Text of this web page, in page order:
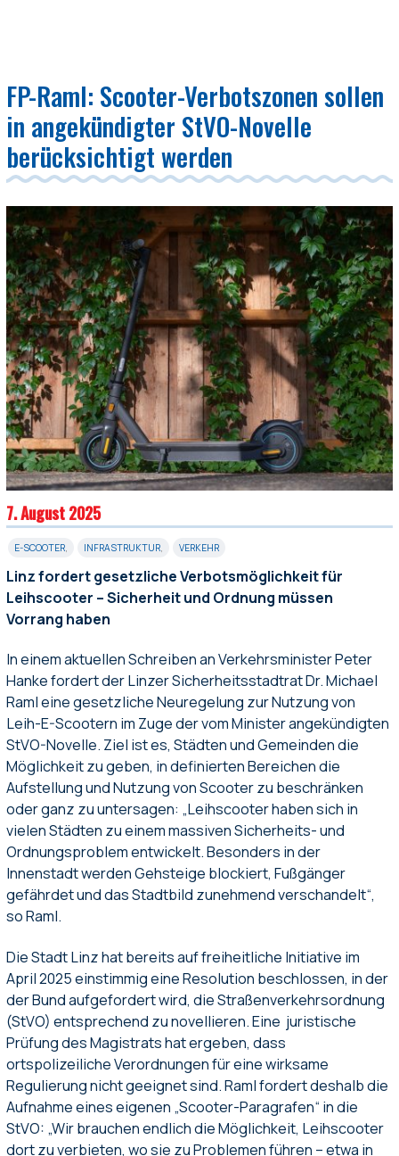
FP-Raml: Scooter-Verbotszonen sollen
in angekündigter StVO-Novelle
berücksichtigt werden
7. August 2025
E-SCOOTER, INFRASTRUKTUR, VERKEHR
Linz fordert gesetzliche Verbotsmöglichkeit für
Leihscooter – Sicherheit und Ordnung müssen
Vorrang haben
In einem aktuellen Schreiben an Verkehrsminister Peter
Hanke fordert der Linzer Sicherheitsstadtrat Dr. Michael
Raml eine gesetzliche Neuregelung zur Nutzung von
Leih-E-Scootern im Zuge der vom Minister angekündigten
StVO-Novelle. Ziel ist es, Städten und Gemeinden die
Möglichkeit zu geben, in definierten Bereichen die
Aufstellung und Nutzung von Scooter zu beschränken
oder ganz zu untersagen: „Leihscooter haben sich in
vielen Städten zu einem massiven Sicherheits- und
Ordnungsproblem entwickelt. Besonders in der
Innenstadt werden Gehsteige blockiert, Fußgänger
gefährdet und das Stadtbild zunehmend verschandelt“,
so Raml.
Die Stadt Linz hat bereits auf freiheitliche Initiative im
April 2025 einstimmig eine Resolution beschlossen, in der
der Bund aufgefordert wird, die Straßenverkehrsordnung
(StVO) entsprechend zu novellieren. Eine juristische
Prüfung des Magistrats hat ergeben, dass
ortspolizeiliche Verordnungen für eine wirksame
Regulierung nicht geeignet sind. Raml fordert deshalb die
Aufnahme eines eigenen „Scooter-Paragrafen“ in die
StVO: „Wir brauchen endlich die Möglichkeit, Leihscooter
dort zu verbieten, wo sie zu Problemen führen – etwa in